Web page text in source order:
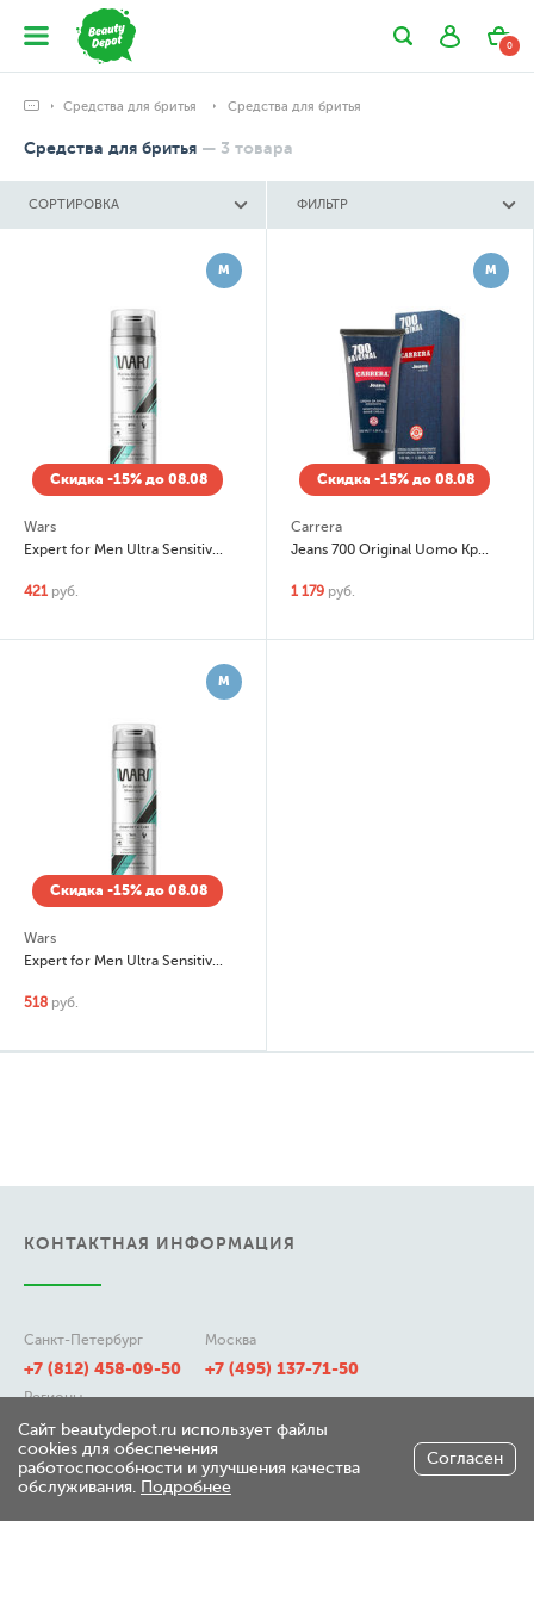
0
Средства для бритья Средства для бритья
Средства для бритья — 3 товара
СОРТИРОВКА ФИЛЬТР
М
Скидка -15% до 08.08
Wars
Expert for Men Ultra Sensitive Пена для бритья для чувствительной кожи
421 руб.
М
Скидка -15% до 08.08
Carrera
Jeans 700 Original Uomo Крем для бритья
1 179 руб.
М
Скидка -15% до 08.08
Wars
Expert for Men Ultra Sensitive Гель для бритья для чувствительной кожи
518 руб.
КОНТАКТНАЯ ИНФОРМАЦИЯ
Санкт-Петербург
+7 (812) 458-09-50
Москва
+7 (495) 137-71-50
Регионы
8 (800) 511-21-50
197348, г. Санкт-Петербург,
Сайт beautydepot.ru использует файлы
cookies для обеспечения
работоспособности и улучшения качества
обслуживания. Подробнее
Согласен